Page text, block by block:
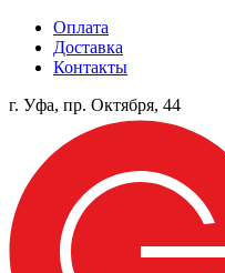
Оплата
Доставка
Контакты
г. Уфа, пр. Октября, 44